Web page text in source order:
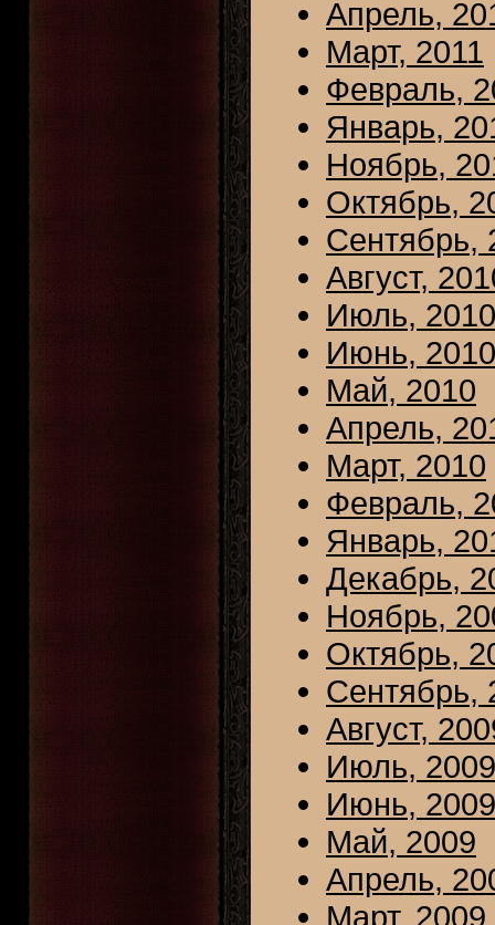
Апрель,
Март, 2011
Февраль,
Январь,
Ноябрь,
Октябрь,
Сентябрь,
Август,
Июль, 2010
Июнь, 2010
Май, 2010
Апрель,
Март, 2010
Февраль,
Январь,
Декабрь,
Ноябрь,
Октябрь,
Сентябрь,
Август,
Июль, 2009
Июнь, 2009
Май, 2009
Апрель,
Март, 2009